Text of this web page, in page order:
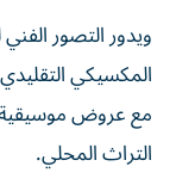
ويدور التصور
المكسيكي
مع عروض
التراث المحلي.